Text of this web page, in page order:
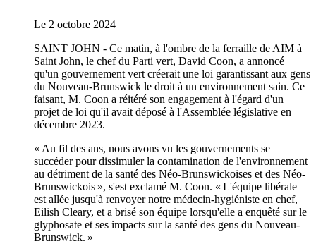
Le 2 octobre 2024
SAINT JOHN - Ce matin, à l'ombre de la ferraille de AIM à
Saint John, le chef du Parti vert, David Coon, a annoncé
qu'un gouvernement vert créerait une loi garantissant aux gens
du Nouveau-Brunswick le droit à un environnement sain. Ce
faisant, M. Coon a réitéré son engagement à l'égard d'un
projet de loi qu'il avait déposé à l'Assemblée législative en
décembre 2023.
« Au fil des ans, nous avons vu les gouvernements se
succéder pour dissimuler la contamination de l'environnement
au détriment de la santé des Néo-Brunswickoises et des Néo-
Brunswickois », s'est exclamé M. Coon. « L'équipe libérale
est allée jusqu'à renvoyer notre médecin-hygiéniste en chef,
Eilish Cleary, et a brisé son équipe lorsqu'elle a enquêté sur le
glyphosate et ses impacts sur la santé des gens du Nouveau-
Brunswick. »